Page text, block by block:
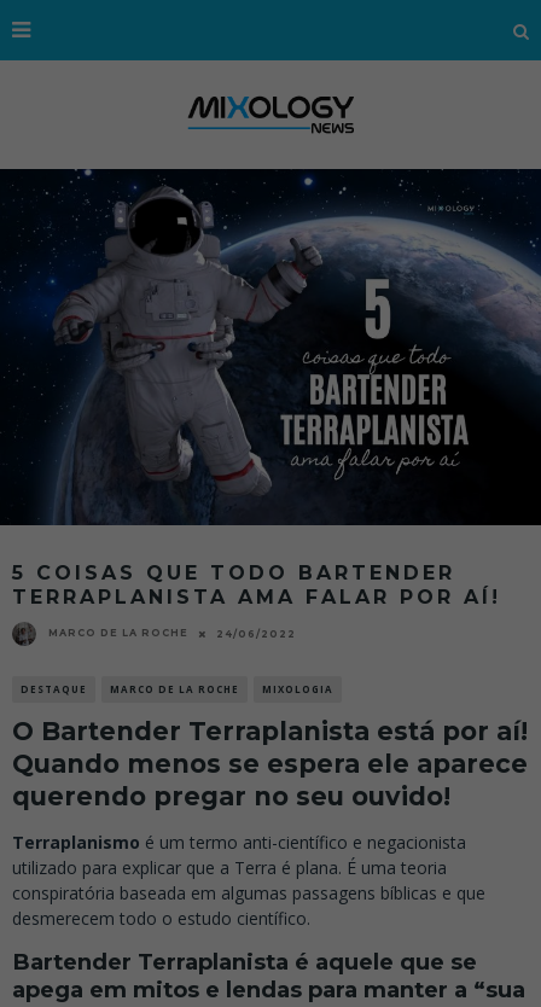
5 COISAS QUE TODO BARTENDER
TERRAPLANISTA AMA FALAR POR AÍ!
MARCO DE LA ROCHE 24/06/2022
DESTAQUE MARCO DE LA ROCHE MIXOLOGIA
O Bartender Terraplanista está por aí!
Quando menos se espera ele aparece
querendo pregar no seu ouvido!
Terraplanismo é um termo anti-científico e negacionista
utilizado para explicar que a Terra é plana. É uma teoria
conspiratória baseada em algumas passagens bíblicas e que
desmerecem todo o estudo científico.
Bartender Terraplanista é aquele que se
apega em mitos e lendas para manter a “sua